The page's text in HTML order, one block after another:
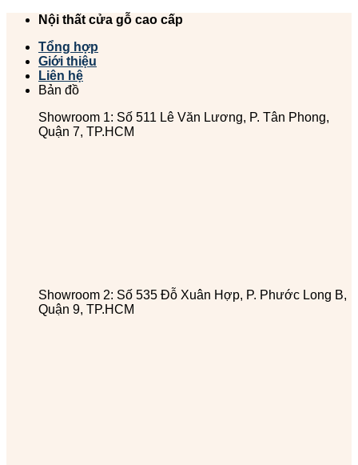
Chuyển
dung
Nội thất cửa gỗ cao cấp
Tổng hợp
Giới thiệu
Liên hệ
Bản đồ
Showroom 1: Số 511 Lê Văn Lương, P. Tân Phong,
Quận 7, TP.HCM
Showroom 2: Số 535 Đỗ Xuân Hợp, P. Phước Long B,
Quận 9, TP.HCM